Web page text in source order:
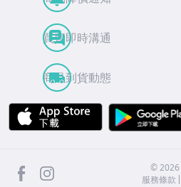
買賣即時溝通
商品到貨動態
APP Store
facebook ©2026
服務條款